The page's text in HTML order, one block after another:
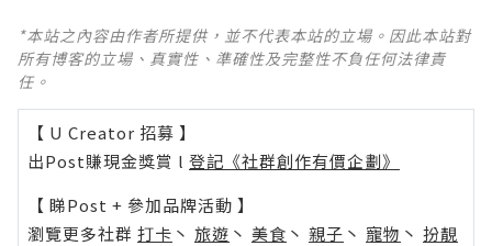
*本站之內容由作者所提供，並不代表本站的立場。因此本站對
所有博客的立場、真實性、準確性及完整性不負任何法律責
任。
【 U Creator 招募 】
出Post賺現金獎賞 l 登記《社群創作有價企劃》
【 睇Post + 參加品牌活動 】
瀏覽更多社群 打卡 丶 旅遊 丶 美食 丶 親子 丶 寵物 丶 扮靚